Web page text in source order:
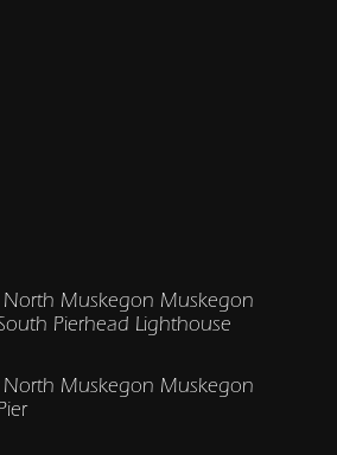
Muskegon Muskegon
Pierhead Lighthouse
Muskegon Muskegon